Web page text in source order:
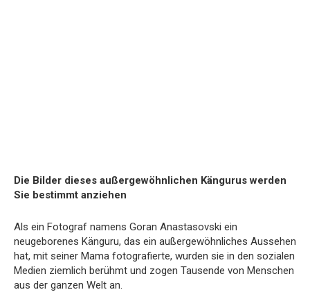
Die Bilder dieses außergewöhnlichen Kängurus werden
Sie bestimmt anziehen
Als ein Fotograf namens Goran Anastasovski ein
neugeborenes Känguru, das ein außergewöhnliches Aussehen
hat, mit seiner Mama fotografierte, wurden sie in den sozialen
Medien ziemlich berühmt und zogen Tausende von Menschen
aus der ganzen Welt an.